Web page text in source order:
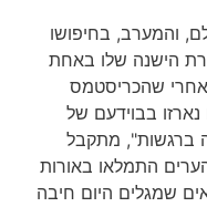
והמערב, בחיפושו
הישנה שלו באחת
שהכריסטמס
בבוידעם של
ברגשות", מתקבל
התמלאו באורות
שמגלים היום חיבה